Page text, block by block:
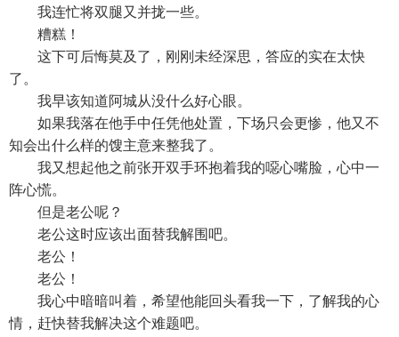
我连忙将双腿又并拢一些。
糟糕！
这下可后悔莫及了，刚刚未经深思，答应的实在太快
了。
我早该知道阿城从没什么好心眼。
如果我落在他手中任凭他处置，下场只会更惨，他又不
知会出什么样的馊主意来整我了。
我又想起他之前张开双手环抱着我的噁心嘴脸，心中一
阵心慌。
但是老公呢？
老公这时应该出面替我解围吧。
老公！
老公！
我心中暗暗叫着，希望他能回头看我一下，了解我的心
情，赶快替我解决这个难题吧。